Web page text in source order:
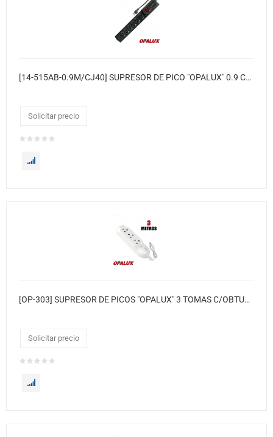
[14-515AB-0.9M/CJ40] SUPRESOR DE PICO "OPALUX" 0.9 CMT. 6TOMAS UNIVERSALES C/SWICTH RESET HIGH QUALITY CABLE 16AWG CJX40
Solicitar precio
[OP-303] SUPRESOR DE PICOS "OPALUX" 3 TOMAS C/OBTURADOR 220V 3MTS. 2200W 10A 48XCJ
Solicitar precio